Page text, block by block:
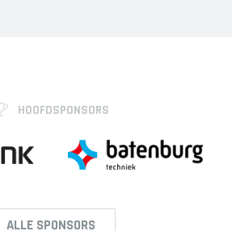
HOOFDSPONSORS
ALLE SPONSORS